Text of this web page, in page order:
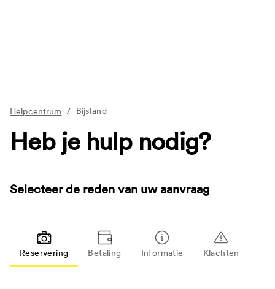
Helpcentrum / Bijstand
Heb je hulp nodig?
Selecteer de reden van uw aanvraag
Reservering Betaling Informatie Klachten